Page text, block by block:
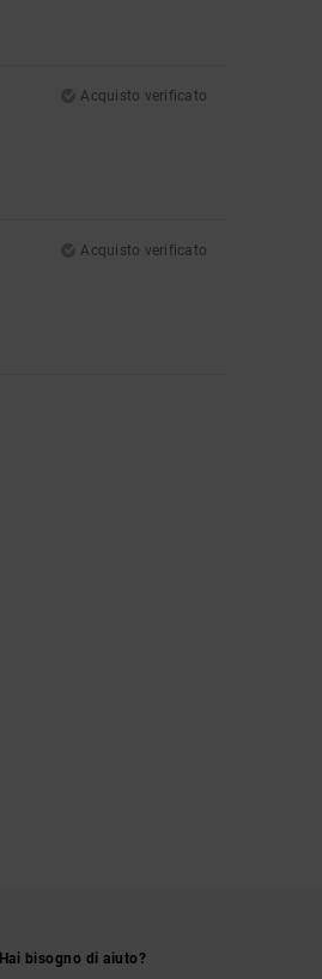
Acquisto verificato
Acquisto verificato
Hai bisogno di aiuto?